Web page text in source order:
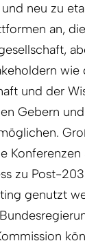
neu zu
an,
wie
und der
Gebern
zu Post-
genutzt